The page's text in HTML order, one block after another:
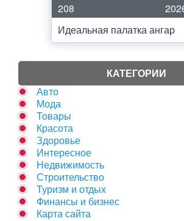
208
Идеальная палатка ангар
КАТЕГОРИИ
Авто
Мода
Товары
Красота
Здоровье
Интересное
Недвижимость
Строительство
Туризм и отдых
Финансы и бизнес
Карта сайта